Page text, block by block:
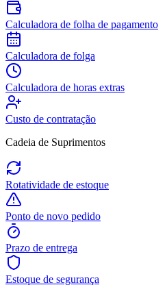
Calculadora de folha de pagamento
Calculadora de folga
Calculadora de horas extras
Custo de contratação
Cadeia de Suprimentos
Rotatividade de estoque
Ponto de novo pedido
Prazo de entrega
Estoque de segurança